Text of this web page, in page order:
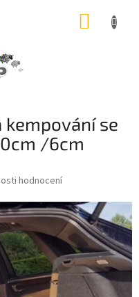
kempování se
/6cm
hodnocení